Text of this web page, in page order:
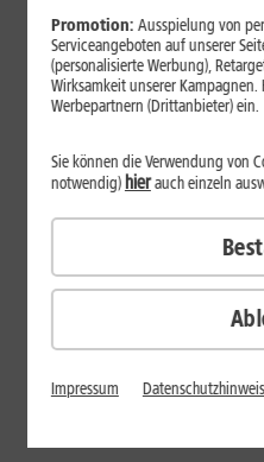
Mehr erfahren
Internet zuhause
Ad-Blocker
Promotion: Ausspielung von
Serviceangeboten auf unserer
(personalisierte Werbung),
Wirksamkeit unserer Kampagnen.
Werbepartnern (Drittanbieter) ein.
Sie können die Verwendung von
notwendig) hierauch einzeln
Impressum